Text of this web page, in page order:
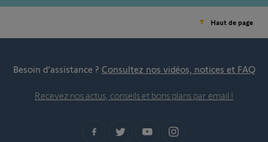
Haut de page
Besoin d’assistance ? Consultez nos vidéos, notices et FAQ
Recevez nos actus, conseils et bons plans par email !